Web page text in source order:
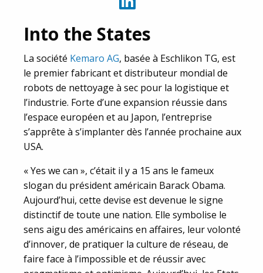
Into the States
La société Kemaro AG, basée à Eschlikon TG, est
le premier fabricant et distributeur mondial de
robots de nettoyage à sec pour la logistique et
l’industrie. Forte d’une expansion réussie dans
l’espace européen et au Japon, l’entreprise
s’apprête à s’implanter dès l’année prochaine aux
USA.
« Yes we can », c’était il y a 15 ans le fameux
slogan du président américain Barack Obama.
Aujourd’hui, cette devise est devenue le signe
distinctif de toute une nation. Elle symbolise le
sens aigu des américains en affaires, leur volonté
d’innover, de pratiquer la culture de réseau, de
faire face à l’impossible et de réussir avec